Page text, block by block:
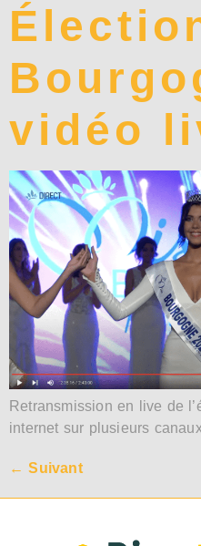
vidéo
Retransmission en live de
internet sur plusieurs
← Suivant